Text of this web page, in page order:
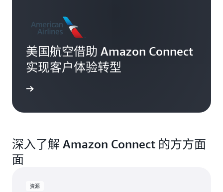
美国航空借助 Amazon Connect
实现客户体验转型
深入了解 Amazon Connect 的方方面
面
资源